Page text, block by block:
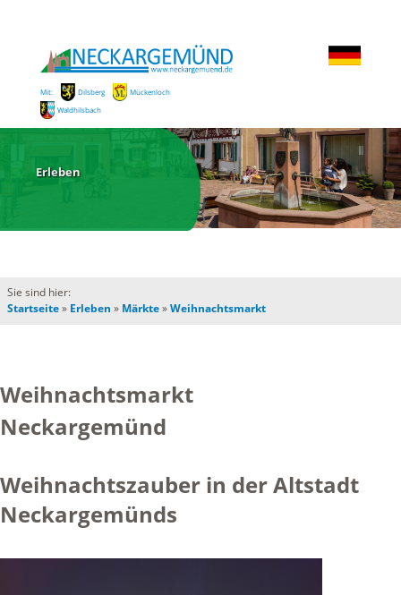
Mit: Dilsberg
Mückenloch
Waldhilsbach
Erleben
Sie sind hier:
Startseite» Erleben » Märkte»Weihnachtsmarkt
Weihnachtsmarkt
Neckargemünd
Weihnachtszauber in der Altstadt
Neckargemünds